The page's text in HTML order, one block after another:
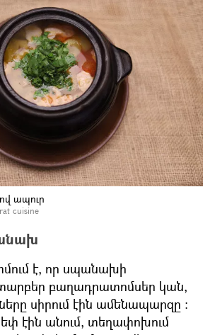
ապուր
cuisine
է, որ սպանախի
բաղադրատոմսեր կան,
սիրում էին ամենապարզը ։
էին անում, տեղափոխում